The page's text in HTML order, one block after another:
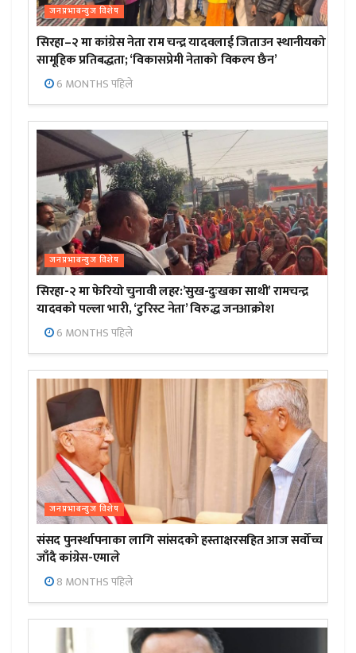
जनप्रभाबन्युज विशेष
सिरहा–२ मा कांग्रेस नेता राम चन्द्र यादवलाई जिताउन स्थानीयको
सामूहिक प्रतिबद्धता; ‘विकासप्रेमी नेताको विकल्प छैन’
6 MONTHS पहिले
जनप्रभाबन्युज विशेष
सिरहा-२ मा फेरियो चुनावी लहर:’सुख-दुःखका साथी’ रामचन्द्र
यादवको पल्ला भारी, ‘टुरिस्ट नेता’ विरुद्ध जनआक्रोश
6 MONTHS पहिले
जनप्रभाबन्युज विशेष
संसद पुनर्स्थापनाका लागि सांसदको हस्ताक्षरसहित आज सर्वोच्च
जाँदै कांग्रेस-एमाले
8 MONTHS पहिले